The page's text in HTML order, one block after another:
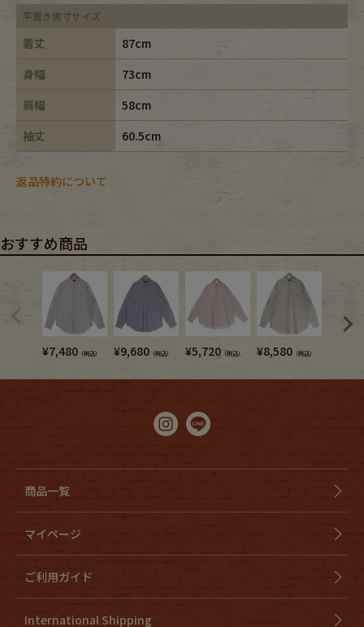
平置き実寸サイズ
着丈
87cm
身幅
73cm
肩幅
58cm
袖丈
60.5cm
返品特約について
おすすめ商品
¥7,480 （税込） ¥9,680 （税込） ¥5,720 （税込） ¥8,580 （税込）
商品一覧
マイページ
ご利用ガイド
International Shipping